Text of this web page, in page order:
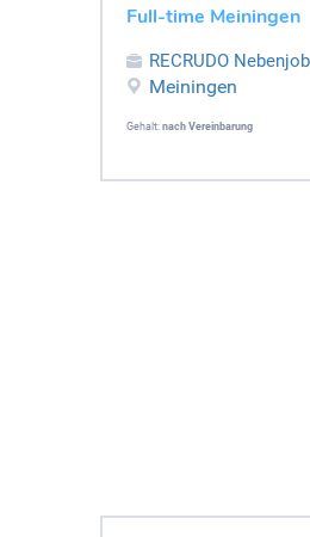
Full-time Meiningen
RECRUDO
Meiningen
Gehalt: nach Vereinbarung